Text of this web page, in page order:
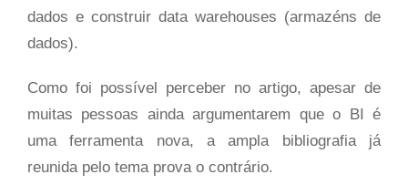
dados e construir data warehouses (armazéns de
dados).
Como foi possível perceber no artigo, apesar de
muitas pessoas ainda argumentarem que o BI é
uma ferramenta nova, a ampla bibliografia já
reunida pelo tema prova o contrário.